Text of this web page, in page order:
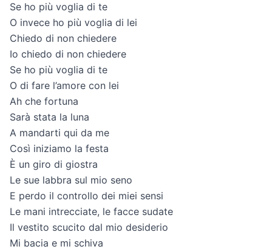
Se ho più voglia di te
O invece ho più voglia di lei
Chiedo di non chiedere
Io chiedo di non chiedere
Se ho più voglia di te
O di fare l’amore con lei
Ah che fortuna
Sarà stata la luna
A mandarti qui da me
Così iniziamo la festa
È un giro di giostra
Le sue labbra sul mio seno
E perdo il controllo dei miei sensi
Le mani intrecciate, le facce sudate
Il vestito scucito dal mio desiderio
Mi bacia e mi schiva